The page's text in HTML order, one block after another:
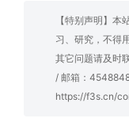
【特别声明】
习、研究，不得
其它问题请及时
/ 邮箱：
https://f3s.cn/